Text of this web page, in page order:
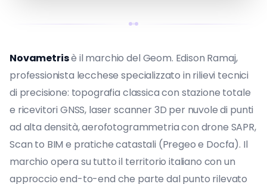
Novametrisè il marchio del Geom. Edison Ramaj,
professionista lecchese specializzato in rilievi tecnici
di precisione: topografia classica con stazione totale
e ricevitori GNSS, laser scanner 3D per nuvole di punti
ad alta densità, aerofotogrammetria con drone SAPR,
Scan to BIM e pratiche catastali (Pregeo e Docfa). Il
marchio opera su tutto il territorio italiano con un
approccio end-to-end che parte dal punto rilevato